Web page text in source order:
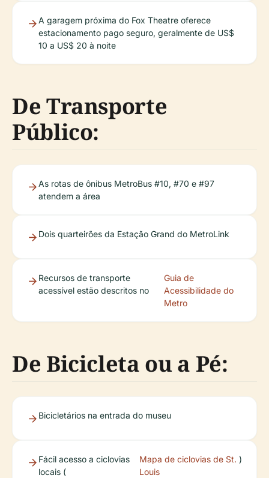
A garagem próxima do Fox Theatre oferece
estacionamento pago seguro, geralmente de US$
10 a US$ 20 à noite
De Transporte
Público:
As rotas de ônibus MetroBus #10, #70 e #97
atendem a área
Dois quarteirões da Estação Grand do MetroLink
Recursos de transporte
acessível estão descritos no
Guia de
Acessibilidade do
Metro
De Bicicleta ou a Pé:
Bicicletários na entrada do museu
Fácil acesso a ciclovias
locais (
Mapa de ciclovias de St.
Louis
)